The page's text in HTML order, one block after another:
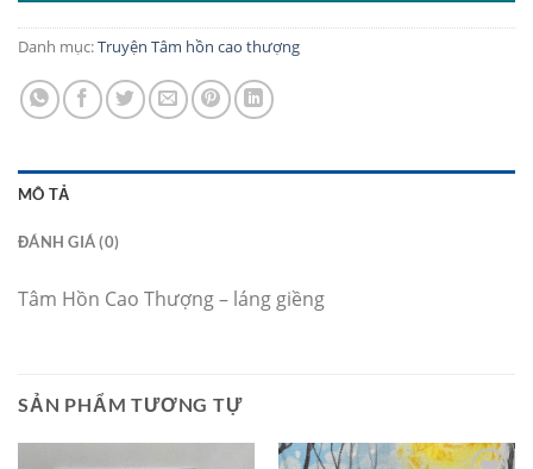
Danh mục:Truyện Tâm hồn cao thượng
MÔ TẢ
ĐÁNH GIÁ (0)
Tâm Hồn Cao Thượng – láng giềng
SẢN PHẨM TƯƠNG TỰ